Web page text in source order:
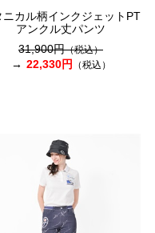
ニカル柄インクジェットPT
アンクル丈パンツ
31,900円（税込）
22,330円 （税込）